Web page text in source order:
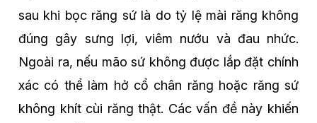
sau khi bọc răng sứ là do tỷ lệ mài răng không
đúng gây sưng lợi, viêm nướu và đau nhức.
Ngoài ra, nếu mão sứ không được lắp đặt chính
xác có thể làm hở cổ chân răng hoặc răng sứ
không khít cùi răng thật. Các vấn đề này khiến